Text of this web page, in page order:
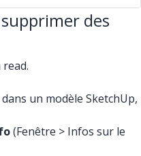
des
read.
un modèle SketchUp,
(Fenêtre > Infos sur le